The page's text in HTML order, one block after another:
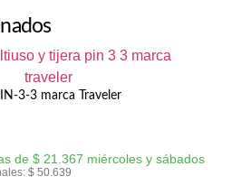
3-3 marca Traveler
de $ 21.367 miércoles y sábados
$ 50.639